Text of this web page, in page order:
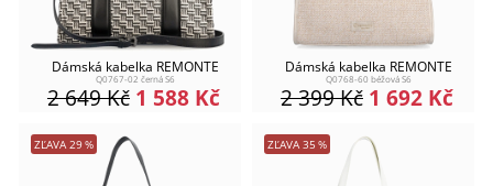
Dámská kabelka REMONTE
Q0767-02 černá S6
1 588 Kč
2 649Kč
Dámská kabelka REMONTE
Q0768-60 béžová S6
1 692 Kč
2 399Kč
ZĽAVA 29% ZĽAVA 35 %